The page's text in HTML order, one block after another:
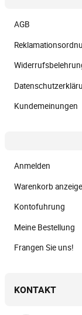
AGB
Kundemeinungen
Anmelden
Warenkorb
Kontofuhrung
Meine Bestellung
Frangen Sie uns!
KONTAKT